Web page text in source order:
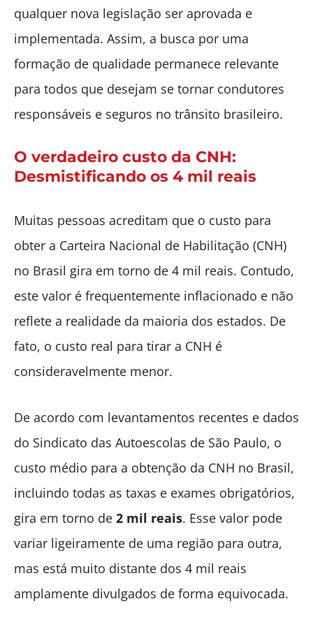
qualquer nova legislação ser aprovada e
implementada. Assim, a busca por uma
formação de qualidade permanece relevante
para todos que desejam se tornar condutores
responsáveis e seguros no trânsito brasileiro.
O verdadeiro custo da CNH:
Desmistificando os 4 mil reais
Muitas pessoas acreditam que o custo para
obter a Carteira Nacional de Habilitação (CNH)
no Brasil gira em torno de 4 mil reais. Contudo,
este valor é frequentemente inflacionado e não
reflete a realidade da maioria dos estados. De
fato, o custo real para tirar a CNH é
consideravelmente menor.
De acordo com levantamentos recentes e dados
do Sindicato das Autoescolas de São Paulo, o
custo médio para a obtenção da CNH no Brasil,
incluindo todas as taxas e exames obrigatórios,
gira em torno de 2 mil reais. Esse valor pode
variar ligeiramente de uma região para outra,
mas está muito distante dos 4 mil reais
amplamente divulgados de forma equivocada.